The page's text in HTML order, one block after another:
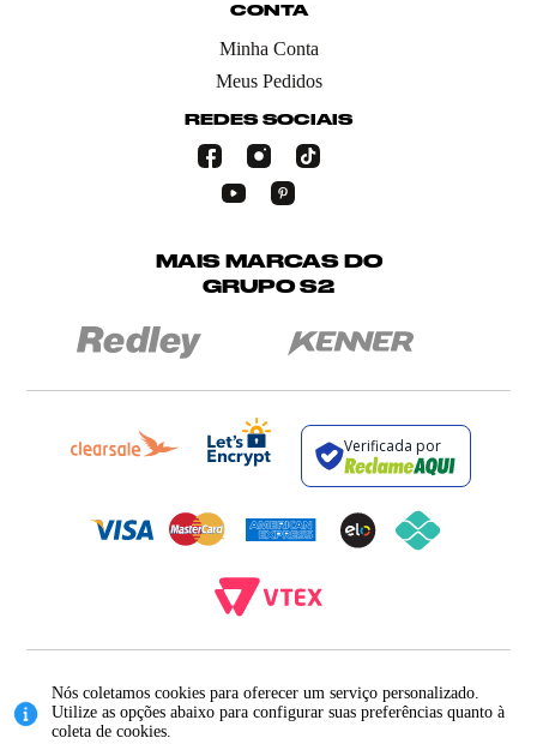
Nós coletamos cookies para oferecer um serviço personalizado.
Utilize as opções abaixo para configurar suas preferências quanto à
coleta de cookies.
CONTA
Minha Conta
Meus Pedidos
REDES SOCIAIS
MAIS MARCAS DO
GRUPO S2
Verificada por
12.093.445/0002-23
RUA JUMECY RODRIGUES GOMES, 331 - ANEXO 2 - CENTRO - PIRAÍ - RIO DE
JANEIRO. CEP.: 27.175-000